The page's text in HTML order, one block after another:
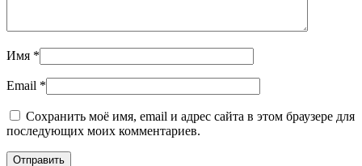
Имя *
Email *
Сохранить моё имя, email и адрес сайта в этом браузере для
последующих моих комментариев.